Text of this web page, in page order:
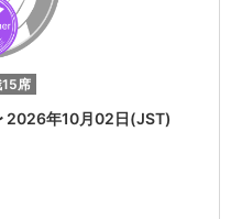
席
2026年10月02日(JST)